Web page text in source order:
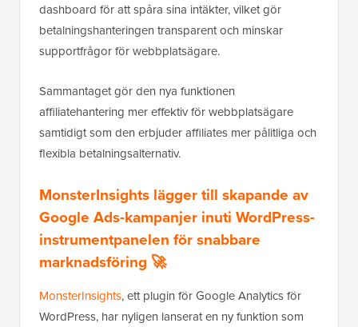
dashboard för att spåra sina intäkter, vilket gör
betalningshanteringen transparent och minskar
supportfrågor för webbplatsägare.
Sammantaget gör den nya funktionen
affiliatehantering mer effektiv för webbplatsägare
samtidigt som den erbjuder affiliates mer pålitliga och
flexibla betalningsalternativ.
MonsterInsights lägger till skapande av
Google Ads-kampanjer inuti WordPress-
instrumentpanelen för snabbare
marknadsföring 🚀
MonsterInsights, ett plugin för Google Analytics för
WordPress, har nyligen lanserat en ny funktion som